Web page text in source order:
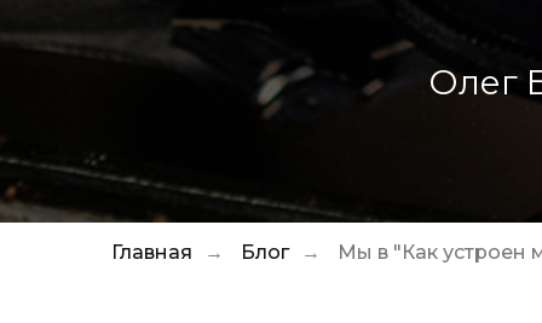
Олег
Главная → Блог → Мы в "Как